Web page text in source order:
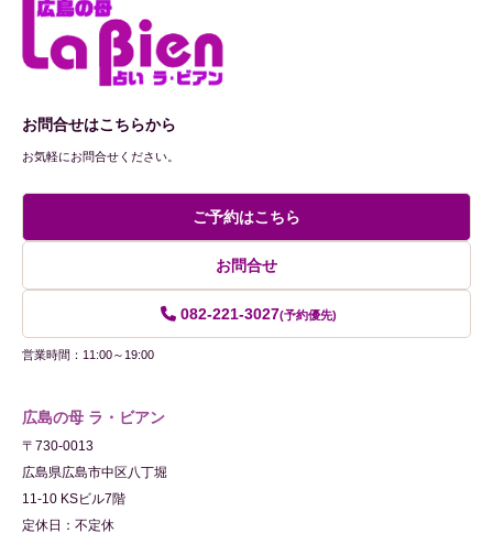
お問合せはこちらから
お気軽にお問合せください。
ご予約はこちら
お問合せ
082-221-3027(予約優先)
営業時間：11:00～19:00
広島の母 ラ・ビアン
〒730-0013
広島県広島市中区八丁堀
11-10 KSビル7階
定休日：不定休